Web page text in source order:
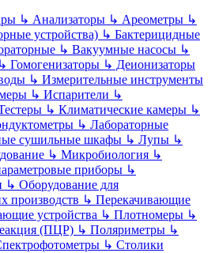
↳ Анализаторы ↳ Ареометры ↳
устройства) ↳ Бактерицидные
↳ Вакуумные насосы ↳
↳ Гомогенизаторы ↳ Деионизаторы
↳ Измерительные инструменты
↳ Испарители ↳
↳ Климатические камеры ↳
↳ Лабораторные
сушильные шкафы ↳ Лупы ↳
↳ Микробиология ↳
приборы ↳
↳ Оборудование для
производств ↳ Перекачивающие
устройства ↳ Плотномеры ↳
(ПЦР) ↳ Поляриметры ↳
↳ Столики